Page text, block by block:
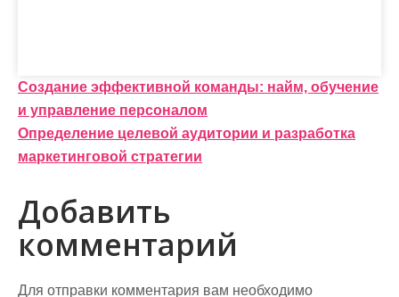
Н
а
в
и
г
а
Создание эффективной команды: найм, обучение
и управление персоналом
Определение целевой аудитории и разработка
маркетинговой стратегии
Добавить
комментарий
Для отправки комментария вам необходимо